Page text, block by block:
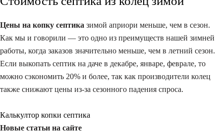
Цены на копку септика зимой априори меньше, чем в сезон.
Как мы и говорили — это одно из преимуществ нашей зимней
работы, когда заказов значительно меньше, чем в летний сезон.
Если выкопать септик на даче в декабре, январе, феврале, то
можно сэкономить 20% и более, так как производители колец
также снижают цены из-за сезонного падения спроса.
Калькултор копки септика
Новые статьи на сайте